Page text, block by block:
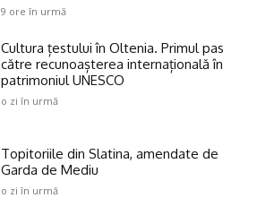
9 ore în urmă
Cultura țestului în Oltenia. Primul pas
către recunoașterea internațională în
patrimoniul UNESCO
o zi în urmă
Topitoriile din Slatina, amendate de
Garda de Mediu
o zi în urmă